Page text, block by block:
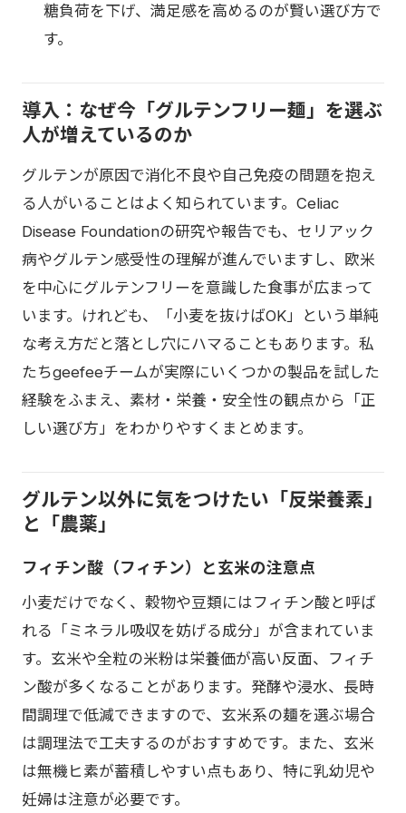
糖負荷を下げ、満足感を高めるのが賢い選び方で
す。
導入：なぜ今「グルテンフリー麺」を選ぶ
人が増えているのか
グルテンが原因で消化不良や自己免疫の問題を抱え
る人がいることはよく知られています。Celiac
Disease Foundationの研究や報告でも、セリアック
病やグルテン感受性の理解が進んでいますし、欧米
を中心にグルテンフリーを意識した食事が広まって
います。けれども、「小麦を抜けばOK」という単純
な考え方だと落とし穴にハマることもあります。私
たちgeefeeチームが実際にいくつかの製品を試した
経験をふまえ、素材・栄養・安全性の観点から「正
しい選び方」をわかりやすくまとめます。
グルテン以外に気をつけたい「反栄養素」
と「農薬」
フィチン酸（フィチン）と玄米の注意点
小麦だけでなく、穀物や豆類にはフィチン酸と呼ば
れる「ミネラル吸収を妨げる成分」が含まれていま
す。玄米や全粒の米粉は栄養価が高い反面、フィチ
ン酸が多くなることがあります。発酵や浸水、長時
間調理で低減できますので、玄米系の麺を選ぶ場合
は調理法で工夫するのがおすすめです。また、玄米
は無機ヒ素が蓄積しやすい点もあり、特に乳幼児や
妊婦は注意が必要です。